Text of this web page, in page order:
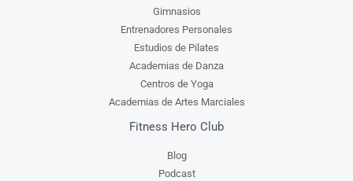
Gimnasios
Entrenadores Personales
Estudios de Pilates
Academias de Danza
Centros de Yoga
Academias de Artes Marciales
Fitness Hero Club
Blog
Podcast